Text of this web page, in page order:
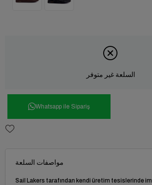
السلعة غير متوفر
Whatsapp ile Sipariş
مواصفات السلعة
Sail Lakers tarafından kendi üretim tesislerinde